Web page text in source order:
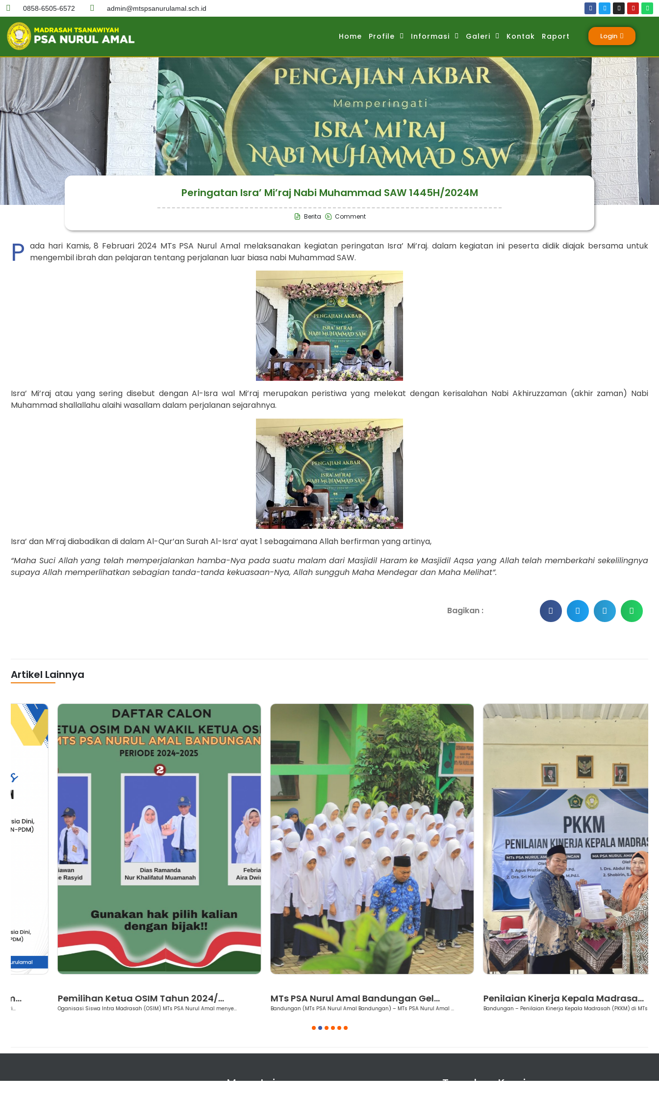
0858-6505-6572 admin@mtspsanurulamal.sch.id
Home Profile Informasi Galeri Kontak Raport Login
Peringatan Isra’ Mi’raj Nabi Muhammad SAW 1445H/2024M
Berita Comment
P ada hari Kamis, 8 Februari 2024 MTs PSA Nurul Amal melaksanakan kegiatan peringatan Isra’ Mi’raj. dalam kegiatan ini peserta didik diajak bersama untuk
mengembil ibrah dan pelajaran tentang perjalanan luar biasa nabi Muhammad SAW.
Isra’ Mi’raj atau yang sering disebut dengan Al-Isra wal Mi’raj merupakan peristiwa yang melekat dengan kerisalahan Nabi Akhiruzzaman (akhir zaman) Nabi
Muhammad shallallahu alaihi wasallam dalam perjalanan sejarahnya.
Isra’ dan Mi’raj diabadikan di dalam Al-Qur’an Surah Al-Isra’ ayat 1 sebagaimana Allah berfirman yang artinya,
“Maha Suci Allah yang telah memperjalankan hamba-Nya pada suatu malam dari Masjidil Haram ke Masjidil Aqsa yang Allah telah memberkahi sekelilingnya
supaya Allah memperlihatkan sebagian tanda-tanda kekuasaan-Nya, Allah sungguh Maha Mendegar dan Maha Melihat”.
Bagikan :
Artikel Lainnya
Pemilihan Ketua OSIM Tahun 2024/...
Oganisasi Siswa Intra Madrasah (OSIM) MTs PSA Nurul Amal menye...
MTs PSA Nurul Amal Bandungan Gel...
Bandungan (MTs PSA Nurul Amal Bandungan) – MTs PSA Nurul Amal ...
Penilaian Kinerja Kepala Madrasa...
Bandungan – Penilaian Kinerja Kepala Madrasah (PKKM) di MTs PS...
5 6
Menu Lainnya Temukan Kami